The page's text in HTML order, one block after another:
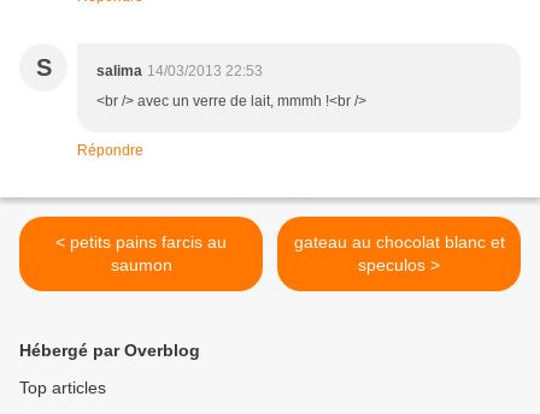
S salima 14/03/2013 22:53
<br /> avec un verre de lait, mmmh !<br />
Répondre
< petits pains farcis au
saumon
gateau au chocolat blanc et
speculos >
Hébergé par Overblog
Top articles